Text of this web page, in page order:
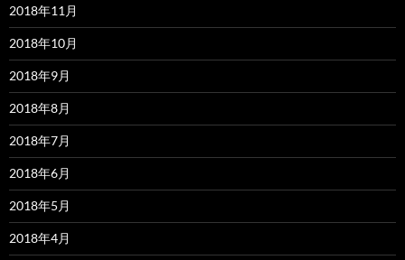
2018年11月
2018年10月
2018年9月
2018年8月
2018年7月
2018年6月
2018年5月
2018年4月